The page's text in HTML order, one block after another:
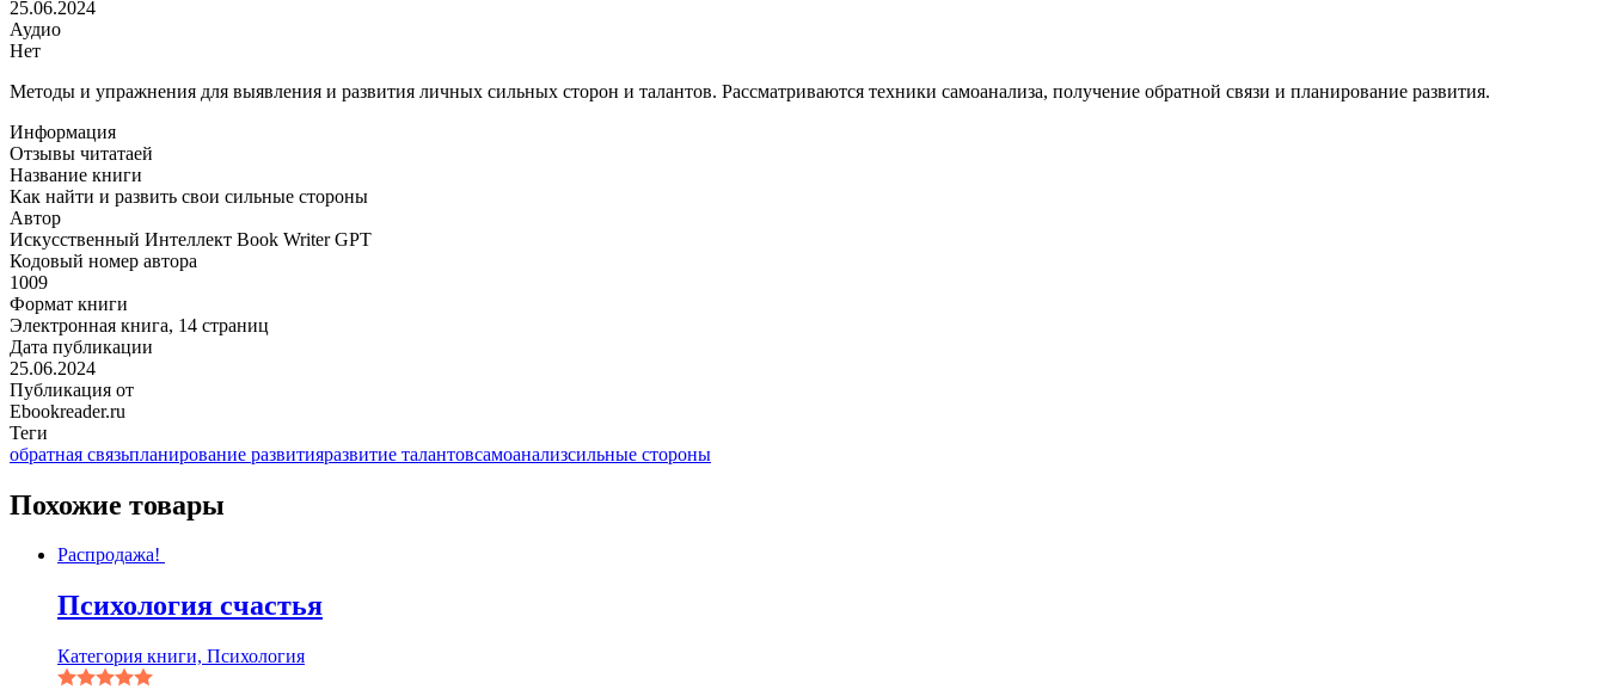
стороны
25.06.2024
Аудио
Нет
Методы и упражнения для выявления и развития личных сильных сторон и талантов. Рассматриваются техники самоанализа, получение обратной связи и планирование развития.
Информация
Отзывы читатаей
Название книги
Как найти и развить свои сильные стороны
Автор
Искусственный Интеллект Book Writer GPT
Кодовый номер автора
1009
Формат книги
Электронная книга, 14 страниц
Дата публикации
25.06.2024
Публикация от
Ebookreader.ru
Теги
обратная связьпланирование развитияразвитие талантовсамоанализсильные стороны
Похожие товары
Распродажа!
Психология счастья
Категория книги, Психология